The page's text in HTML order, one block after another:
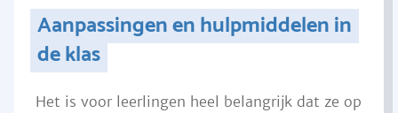
Aanpassingen en hulpmiddelen in
de klas
Het is voor leerlingen heel belangrijk dat ze op